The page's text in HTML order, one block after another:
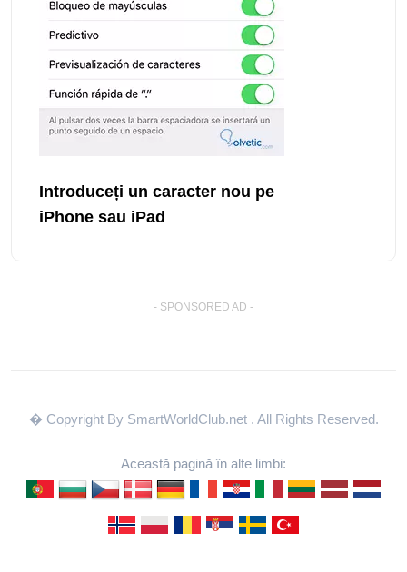
Introduceți un caracter nou pe
iPhone sau iPad
- SPONSORED AD -
� Copyright By SmartWorldClub.net . All Rights Reserved.
Această pagină în alte limbi: